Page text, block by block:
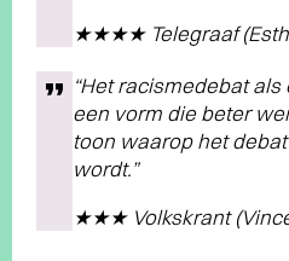
★★★★ Telegraaf
“Het racismedebat
een vorm die beter
toon waarop het
wordt.”
★★★ Volkskrant